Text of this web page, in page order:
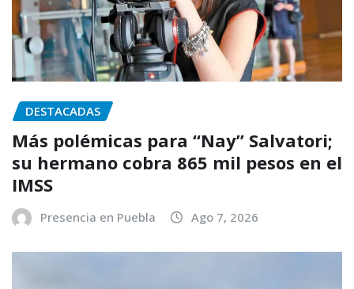
DESTACADAS
Más polémicas para “Nay” Salvatori;
su hermano cobra 865 mil pesos en el
IMSS
Presencia en Puebla Ago 7, 2026